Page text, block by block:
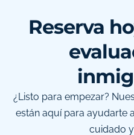
Reserva
¿Listo para empezar?
están aquí para ayudarte
cuidado